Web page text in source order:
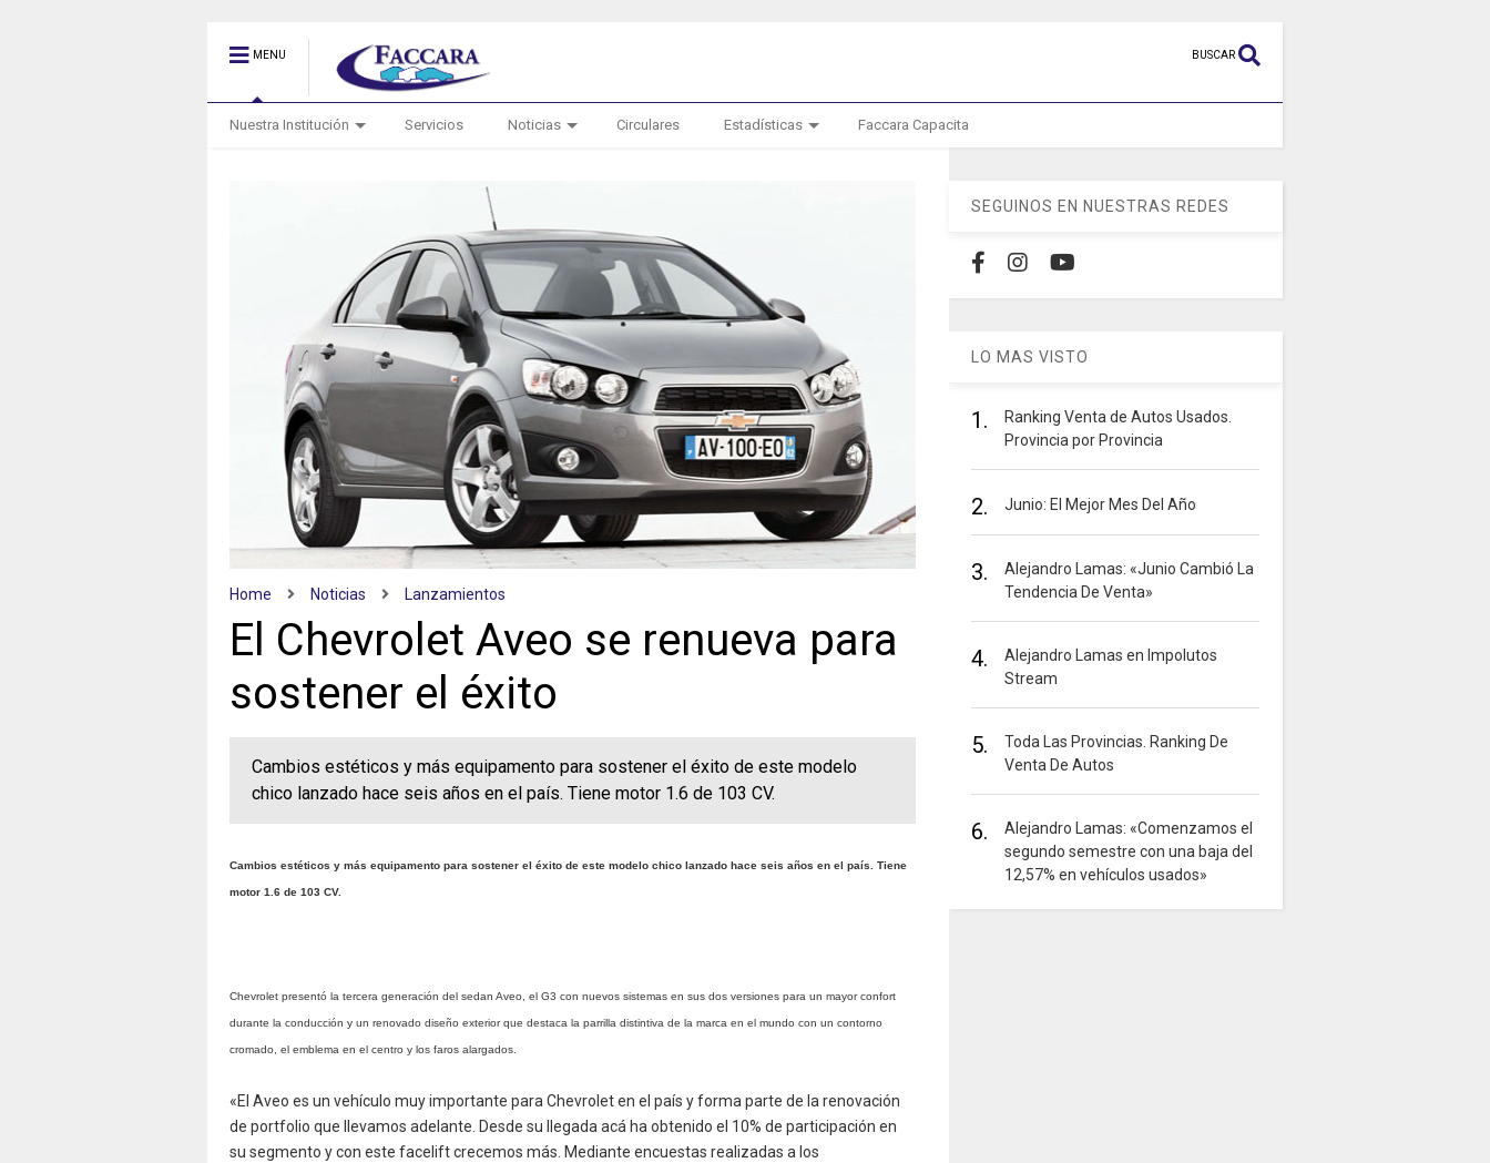
MENU BUSCAR
Nuestra Institución Servicios Noticias Circulares Estadísticas Faccara Capacita
Home Noticias Lanzamientos
El Chevrolet Aveo se renueva para
sostener el éxito
Cambios estéticos y más equipamento para sostener el éxito de este modelo
chico lanzado hace seis años en el país. Tiene motor 1.6 de 103 CV.
Cambios estéticos y más equipamento para sostener el éxito de este modelo chico lanzado hace seis años en el país. Tiene
motor 1.6 de 103 CV.
Chevrolet presentó la tercera generación del sedan Aveo, el G3 con nuevos sistemas en sus dos versiones para un mayor confort
durante la conducción y un renovado diseño exterior que destaca la parrilla distintiva de la marca en el mundo con un contorno
cromado, el emblema en el centro y los faros alargados.
«El Aveo es un vehículo muy importante para Chevrolet en el país y forma parte de la renovación
de portfolio que llevamos adelante. Desde su llegada acá ha obtenido el 10% de participación en
su segmento y con este facelift crecemos más. Mediante encuestas realizadas a los
SEGUINOS EN NUESTRAS REDES
LO MAS VISTO
1.
Ranking Venta de Autos Usados.
Provincia por Provincia
2. Junio: El Mejor Mes Del Año
3.
Alejandro Lamas: «Junio Cambió La
Tendencia De Venta»
4.
Alejandro Lamas en Impolutos
Stream
5.
Toda Las Provincias. Ranking De
Venta De Autos
6.
Alejandro Lamas: «Comenzamos el
segundo semestre con una baja del
12,57% en vehículos usados»